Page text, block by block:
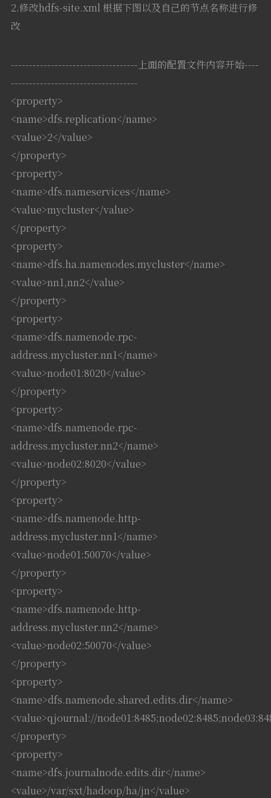
2.修改hdfs-site.xml 根据下图以及自己的节点名称进行修
改
-----------------------------------上面的配置文件内容开始----
-----------------------------------
<property>
<name>dfs.replication</name>
<value>2</value>
</property>
<property>
<name>dfs.nameservices</name>
<value>mycluster</value>
</property>
<property>
<name>dfs.ha.namenodes.mycluster</name>
<value>nn1,nn2</value>
</property>
<property>
<name>dfs.namenode.rpc-
address.mycluster.nn1</name>
<value>node01:8020</value>
</property>
<property>
<name>dfs.namenode.rpc-
address.mycluster.nn2</name>
<value>node02:8020</value>
</property>
<property>
<name>dfs.namenode.http-
address.mycluster.nn1</name>
<value>node01:50070</value>
</property>
<property>
<name>dfs.namenode.http-
address.mycluster.nn2</name>
<value>node02:50070</value>
</property>
<property>
<name>dfs.namenode.shared.edits.dir</name>
<value>qjournal://
</property>
<property>
<name>dfs.journalnode.edits.dir</name>
<value>/var/sxt/hadoop/ha/jn</value>